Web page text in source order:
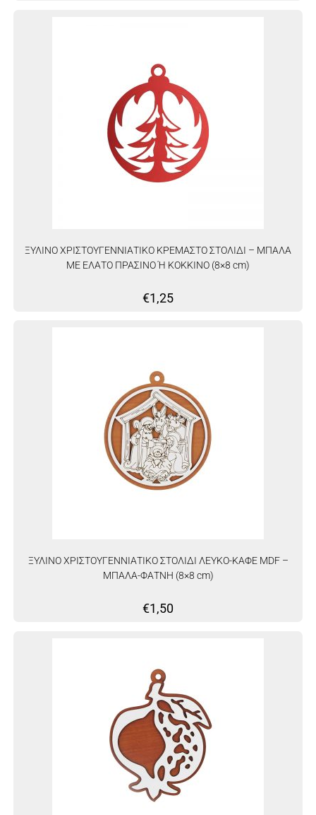
ΞΥΛΙΝΟ ΧΡΙΣΤΟΥΓΕΝΝΙΑΤΙΚΟ ΚΡΕΜΑΣΤΟ ΣΤΟΛΙΔΙ – ΜΠΑΛΑ
ΜΕ ΕΛΑΤΟ ΠΡΑΣΙΝΟ Ή ΚΟΚΚΙΝΟ (8×8 cm)
€1,25
ΞΥΛΙΝΟ ΧΡΙΣΤΟΥΓΕΝΝΙΑΤΙΚΟ ΣΤΟΛΙΔΙ ΛΕΥΚΟ-ΚΑΦΕ MDF –
ΜΠΑΛΑ-ΦΑΤΝΗ (8×8 cm)
€1,50